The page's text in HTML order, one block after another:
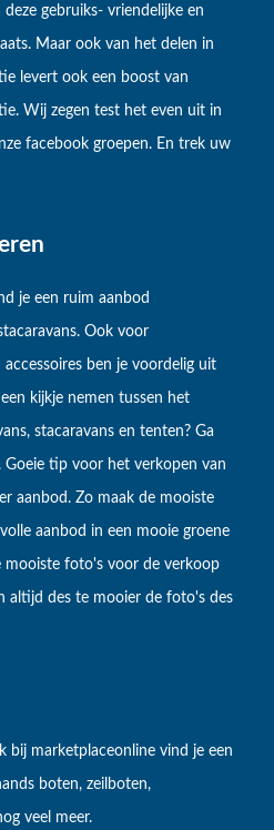
gebruiks- vriendelijke en
Maar ook van het delen in
levert ook een boost van
Wij zegen test het even uit in
facebook groepen. En trek uw
je een ruim aanbod
Ook voor
ben je voordelig uit
kijkje nemen tussen het
stacaravans en tenten? Ga
Goeie tip voor het verkopen van
aanbod. Zo maak de mooiste
aanbod in een mooie groene
mooiste foto's voor de verkoop
altijd des te mooier de foto's des
bij marketplaceonline vind je een
boten, zeilboten,
veel meer.